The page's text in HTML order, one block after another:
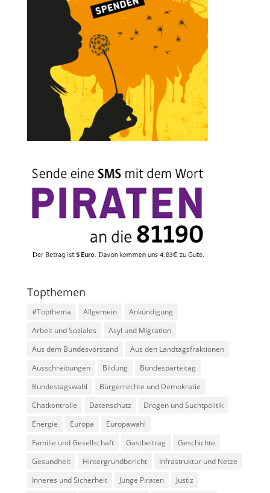
Topthemen
#Topthema Allgemein
Ankündigung
Arbeit und Soziales
Asyl und Migration
Aus dem Bundesvorstand
Aus den Landtagsfraktionen
Ausschreibungen
Bildung
Bundesparteitag
Bundestagswahl
Bürgerrechte und Demokratie
Chatkontrolle
Datenschutz
Drogen und Suchtpolitik
Energie
Europa
Europawahl
Familie und Gesellschaft
Gastbeitrag
Geschichte
Gesundheit
Hintergrundbericht
Infrastruktur und Netze
Inneres und Sicherheit
Junge Piraten
Justiz